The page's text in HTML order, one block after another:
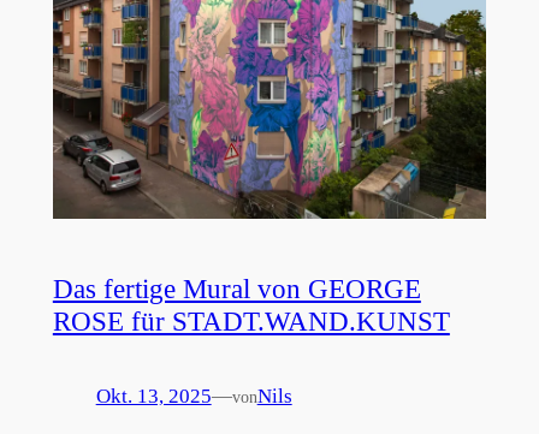
Das fertige Mural von GEORGE
ROSE für STADT.WAND.KUNST
Okt. 13, 2025—vonNils